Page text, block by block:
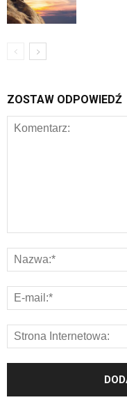
ZOSTAW ODPOWIEDŹ